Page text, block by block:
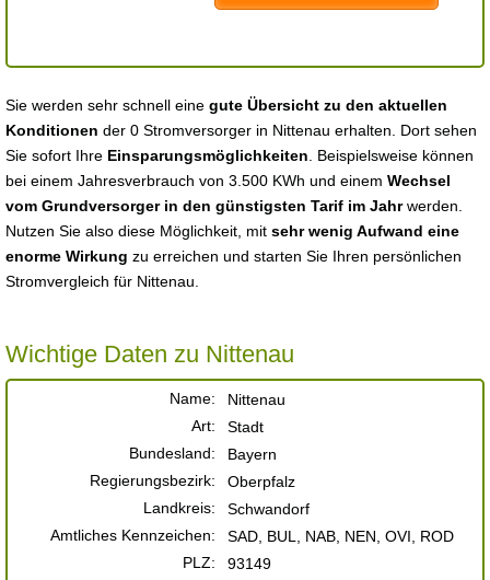
Sie werden sehr schnell eine gute Übersicht zu den aktuellen
Konditionen der 0 Stromversorger in Nittenau erhalten. Dort sehen
Sie sofort Ihre Einsparungsmöglichkeiten . Beispielsweise können
bei einem Jahresverbrauch von 3.500 KWh und einem Wechsel
vom Grundversorger in den günstigsten Tarif im Jahrwerden.
Nutzen Sie also diese Möglichkeit, mit sehr wenig Aufwand eine
enorme Wirkung zu erreichen und starten Sie Ihren persönlichen
Stromvergleich für Nittenau.
Wichtige Daten zu Nittenau
Name:
Nittenau
Art:
Stadt
Bundesland:
Bayern
Regierungsbezirk:
Oberpfalz
Landkreis:
Schwandorf
Amtliches Kennzeichen:
SAD, BUL, NAB, NEN, OVI, ROD
PLZ:
93149